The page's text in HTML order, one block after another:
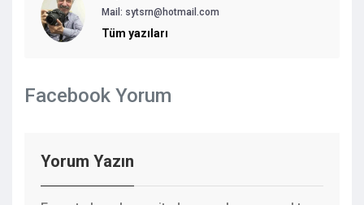
Mail: sytsrn@hotmail.com
Tüm yazıları
Facebook Yorum
Yorum Yazın